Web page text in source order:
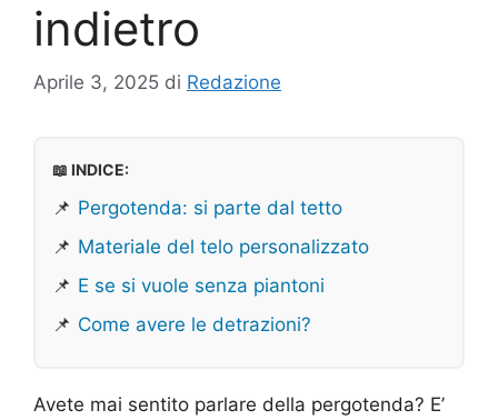
indietro
Aprile 3, 2025 di Redazione
📖 INDICE:
📌 Pergotenda: si parte dal tetto
📌 Materiale del telo personalizzato
📌 E se si vuole senza piantoni
📌 Come avere le detrazioni?
Avete mai sentito parlare della pergotenda? E’